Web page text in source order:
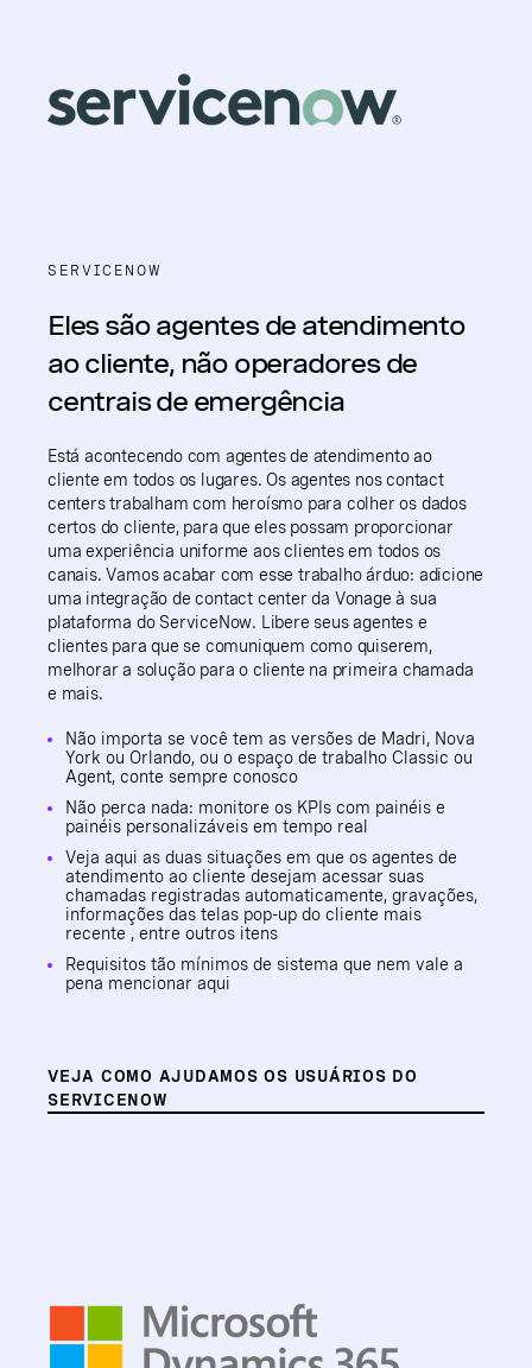
SERVICENOW
Eles são agentes de atendimento
ao cliente, não operadores de
centrais de emergência
Está acontecendo com agentes de atendimento ao
cliente em todos os lugares. Os agentes nos contact
centers trabalham com heroísmo para colher os dados
certos do cliente, para que eles possam proporcionar
uma experiência uniforme aos clientes em todos os
canais. Vamos acabar com esse trabalho árduo: adicione
uma integração de contact center da Vonage à sua
plataforma do ServiceNow. Libere seus agentes e
clientes para que se comuniquem como quiserem,
melhorar a solução para o cliente na primeira chamada
e mais.
Não importa se você tem as versões de Madri, Nova
York ou Orlando, ou o espaço de trabalho Classic ou
Agent, conte sempre conosco
Não perca nada: monitore os KPIs com painéis e
painéis personalizáveis em tempo real
Veja aqui as duas situações em que os agentes de
atendimento ao cliente desejam acessar suas
chamadas registradas automaticamente, gravações,
informações das telas pop-up do cliente mais
recente , entre outros itens
Requisitos tão mínimos de sistema que nem vale a
pena mencionar aqui
VEJA COMO AJUDAMOS OS USUÁRIOS DO
SERVICENOW